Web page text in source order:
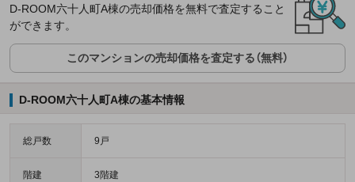
D-ROOM六十人町A棟の売却価格を無料で査定すること
ができます。
このマンションの売却価格を査定する（無料）
D-ROOM六十人町A棟の基本情報
総戸数 9戸
階建 3階建